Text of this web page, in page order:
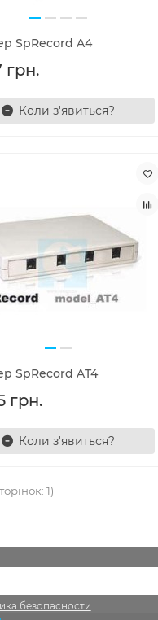
SpRecord A4
грн.
Коли з'явиться?
SpRecord AT4
грн.
Коли з'явиться?
1)
безопасности